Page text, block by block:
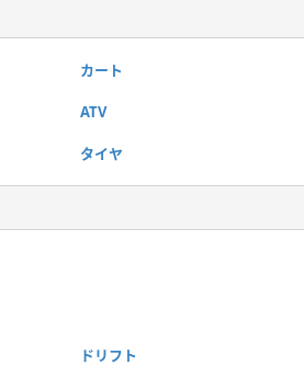
カート
ATV
タイヤ
ドリフト